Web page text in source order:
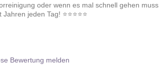
oder wenn es mal schnell gehen muss.
jeden Tag! ⭐️⭐️⭐️⭐️⭐️
Bewertung melden